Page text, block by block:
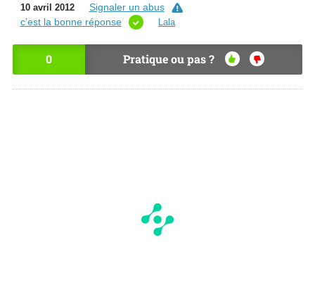
10 avril 2012
Signaler un abus
c’est la bonne réponse
Lala
0 Pratique ou pas ?
OU
I
NO